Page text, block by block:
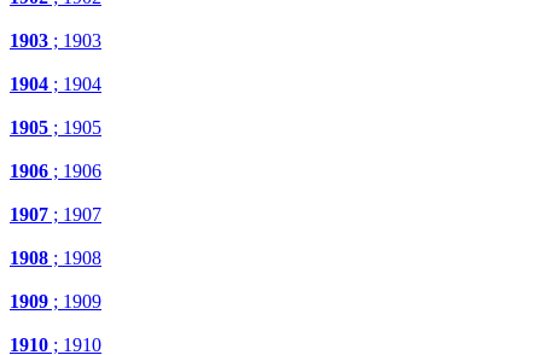
1903 ; 1903
1904 ; 1904
1905 ; 1905
1906 ; 1906
1907 ; 1907
1908 ; 1908
1909 ; 1909
1910 ; 1910